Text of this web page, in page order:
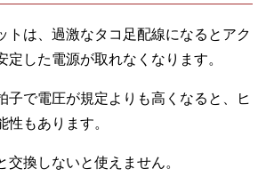
トは、過激なタコ足配線になるとアク
定した電源が取れなくなります。
子で電圧が規定よりも高くなると、ヒ
性もあります。
交換しないと使えません。